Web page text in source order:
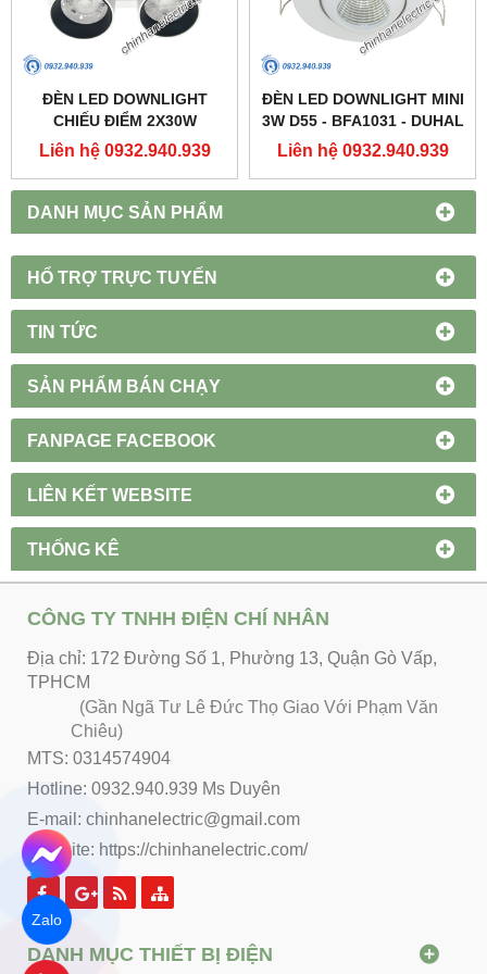
DANH MỤC SẢN PHẨM
HỔ TRỢ TRỰC TUYẾN
TIN TỨC
SẢN PHẨM BÁN CHẠY
FANPAGE FACEBOOK
LIÊN KẾT WEBSITE
THỐNG KÊ
ĐÈN LED DOWNLIGHT
CHIẾU ĐIỂM 2X30W
250X137 - DFC2302 -
Liên hệ 0932.940.939
ĐÈN LED DOWNLIGHT MINI
3W D55 - BFA1031 - DUHAL
Liên hệ 0932.940.939
CÔNG TY TNHH ĐIỆN CHÍ NHÂN
Địa chỉ: 172 Đường Số 1, Phường 13, Quận Gò Vấp,
TPHCM
(Gần Ngã Tư Lê Đức Thọ Giao Với Phạm Văn
Chiêu)
MTS: 0314574904
Hotline: 0932.940.939 Ms Duyên
E-mail: chinhanelectric@gmail.com
Website: https://chinhanelectric.com/
DANH MỤC THIẾT BỊ ĐIỆN
Zalo